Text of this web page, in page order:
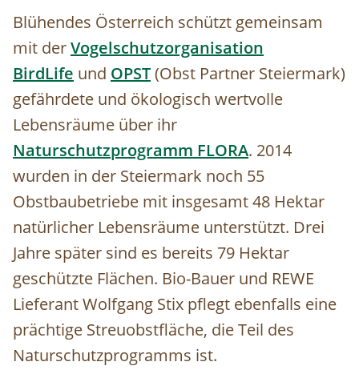
Blühendes Österreich schützt gemeinsam
mit derVogelschutzorganisation
BirdLife und OPST(Obst Partner Steiermark)
gefährdete und ökologisch wertvolle
Lebensräume über ihr
Naturschutzprogramm FLORA. 2014
wurden in der Steiermark noch 55
Obstbaubetriebe mit insgesamt 48 Hektar
natürlicher Lebensräume unterstützt. Drei
Jahre später sind es bereits 79 Hektar
geschützte Flächen. Bio-Bauer und REWE
Lieferant Wolfgang Stix pflegt ebenfalls eine
prächtige Streuobstfläche, die Teil des
Naturschutzprogramms ist.